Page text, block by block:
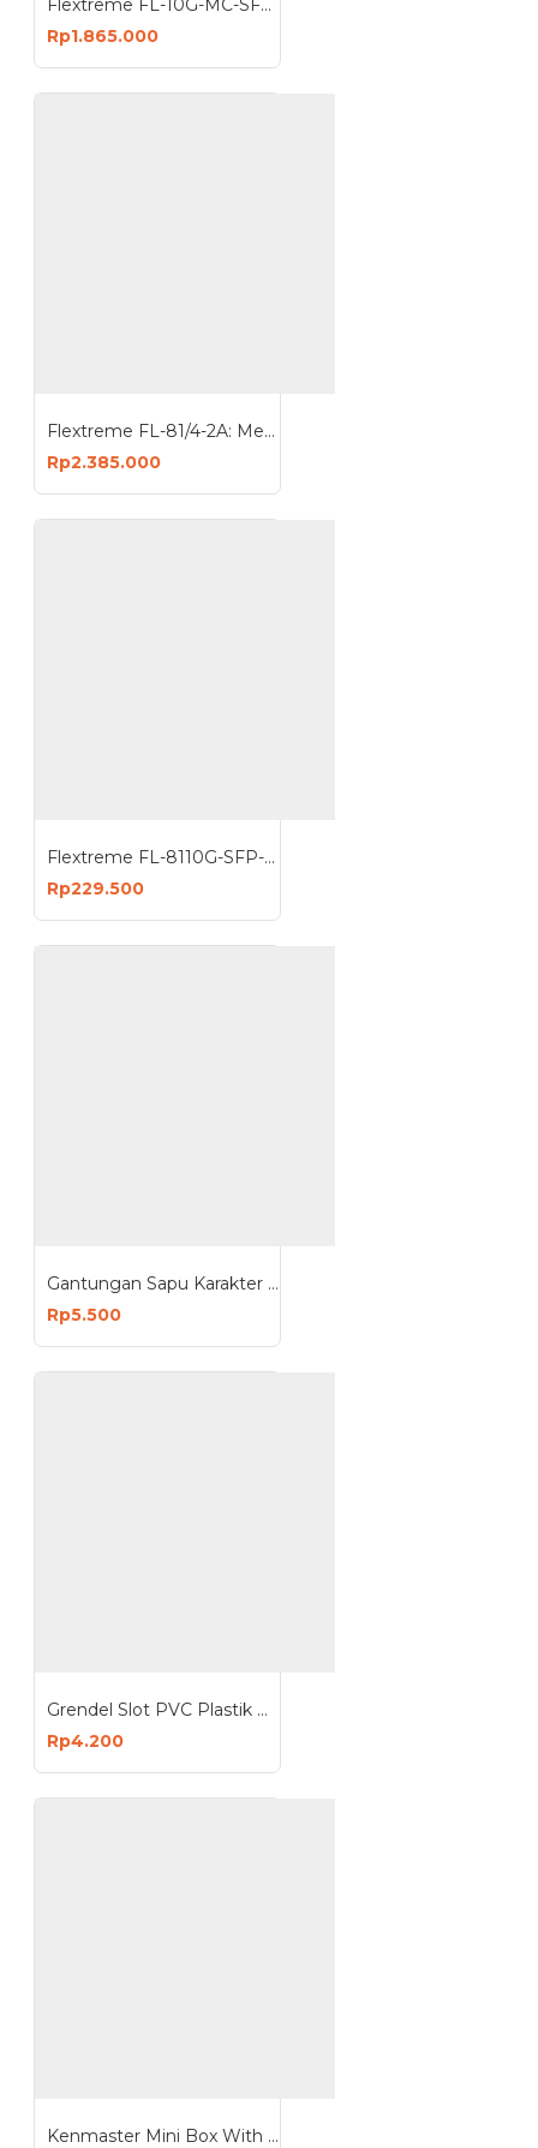
Rp1.865.000
Flextreme FL-81/4-2A: Media Converter Rack-Mount Chassis 14 slots with dual power supply NMS function
Rp2.385.000
Flextreme FL-8110G-SFP-AS Media Converter Gigabit to SFP Slot
Rp229.500
Gantungan Sapu Karakter Pel Mop Holder 1 Slot
Rp5.500
Grendel Slot PVC Plastik Kunci Pintu Kamar Mandi
Rp4.200
Kenmaster Mini Box With Handle 23 Compartment - Mini Tool Box 23 Slot